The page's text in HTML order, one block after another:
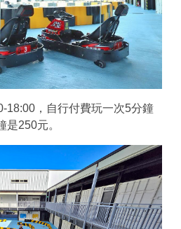
18:00，自行付費玩一次5分鐘
是250元。